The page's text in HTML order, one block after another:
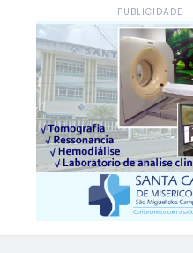
PUBLICIDADE